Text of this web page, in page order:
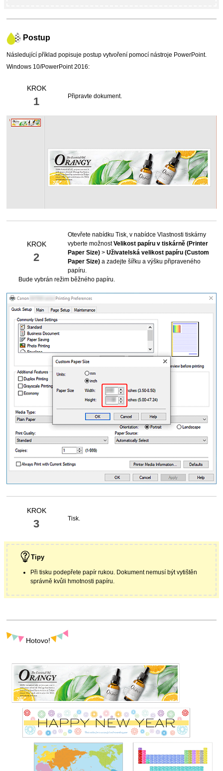
Postup
Následující příklad popisuje postup vytvoření pomocí nástroje PowerPoint.
Windows 10/PowerPoint2016:
KROK
1 Připravte dokument.
KROK
2
Otevřete nabídku Tisk, v nabídce Vlastnostitiskárny
vyberte možnostVelikost papíru v tiskárně (Printer
Paper Size) >Uživatelská velikost papíru (Custom
Paper Size) a zadejte šířku a výšku připraveného
papíru.
Bude vybrán režim běžného papíru.
KROK
3 Tisk.
Tipy
Při tisku podepřete papír rukou. Dokument nemusí být vytištěn
správně kvůli hmotnosti papíru.
Hotovo!